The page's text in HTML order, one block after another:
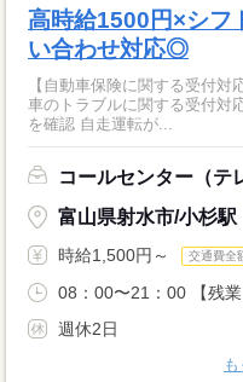
高時給1500円×シ
い合わせ対応◎
【自動車保険に関する受付
車のトラブルに関する受付対
を確認 自走運転が...
コールセンター（テ
富山県射水市/小杉駅
時給1,500円～ 交通費全
08：00〜21：00 【残
週休2日